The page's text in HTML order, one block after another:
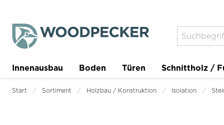
Innenausbau Boden Türen Schnittholz /
Trockenbau Planer
Start Sortiment Holzbau / Konstruktion Isolation